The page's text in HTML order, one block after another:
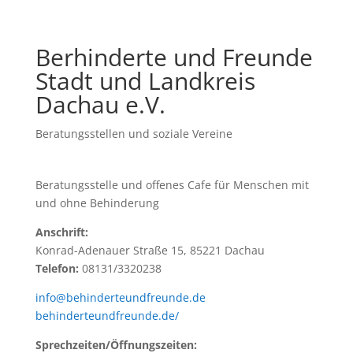
Berhinderte und Freunde
Stadt und Landkreis
Dachau e.V.
Beratungsstellen und soziale Vereine
Beratungsstelle und offenes Cafe für Menschen mit
und ohne Behinderung
Anschrift:
Konrad-Adenauer Straße 15, 85221 Dachau
Telefon: 08131/3320238
info@behinderteundfreunde.de
behinderteundfreunde.de/
Sprechzeiten/Öffnungszeiten: